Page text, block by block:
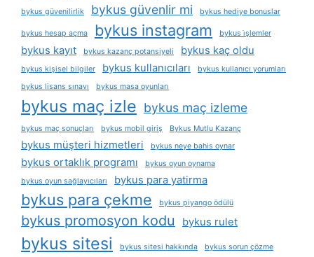
bykus güvenilirlik bykus güvenlir mi bykus hediye bonuslar
bykus hesap açma bykus instagram bykus i̇şlemler
bykus kayıt bykus kazanç potansiyeli bykus kaç oldu
bykus kişisel bilgiler bykus kullanıcıları
bykus kullanıcı yorumları
bykus lisans sınavı
bykus masa oyunları
bykus maç izle bykus maç izleme
bykus maç sonuçları bykus mobil giriş Bykus Mutlu Kazanç
bykus müşteri hizmetleri bykus neye bahis oynar
bykus ortaklık programı
bykus oyun oynama
bykus oyun sağlayıcıları
bykus para yatirma
bykus para çekme bykus piyango ödülü
bykus promosyon kodu bykus rulet
bykus sitesi bykus sitesi hakkında bykus sorun çözme